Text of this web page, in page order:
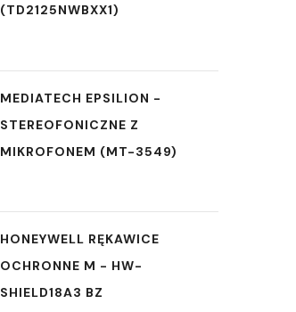
(TD2125NWBXX1)
MEDIATECH EPSILION -
STEREOFONICZNE Z
MIKROFONEM (MT-3549)
HONEYWELL RĘKAWICE
OCHRONNE M - HW-
SHIELD18A3 BZ